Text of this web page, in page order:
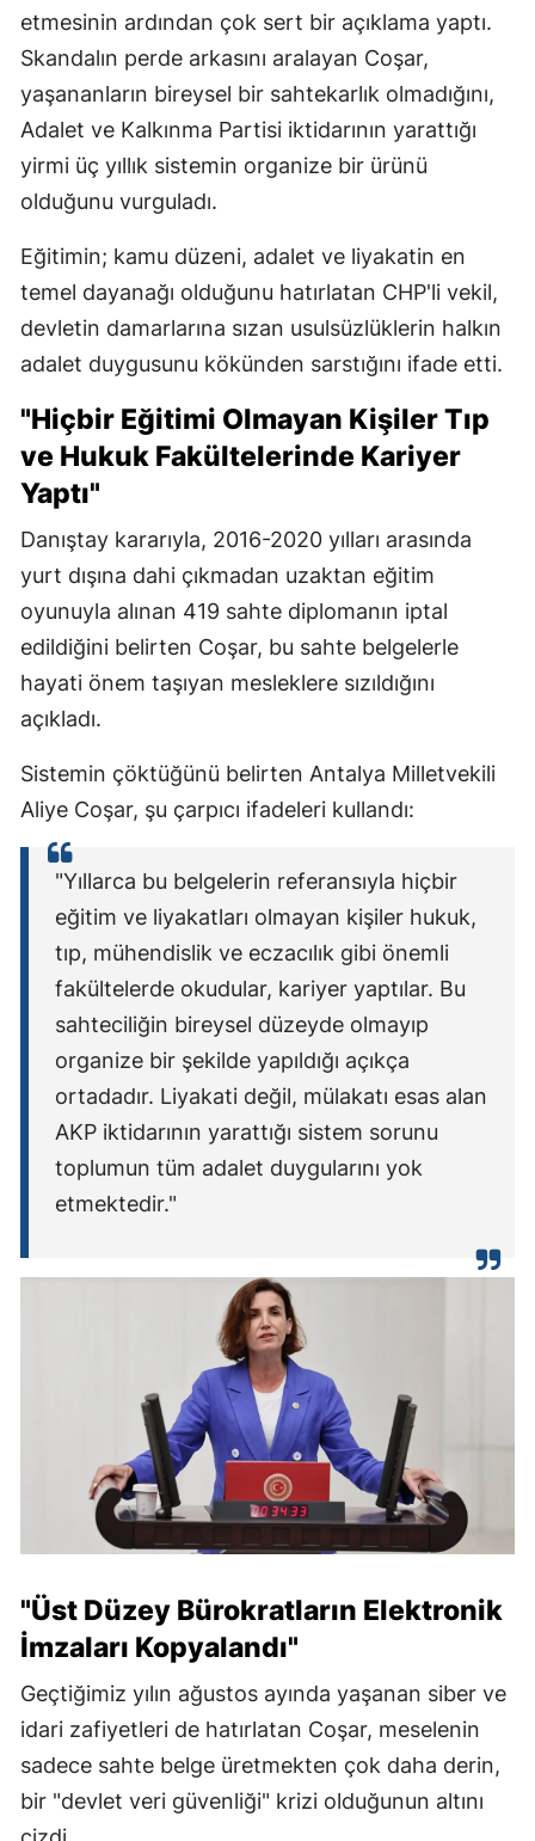
etmesinin ardından çok sert bir açıklama yaptı.
Skandalın perde arkasını aralayan Coşar,
yaşananların bireysel bir sahtekarlık olmadığını,
Adalet ve Kalkınma Partisi iktidarının yarattığı
yirmi üç yıllık sistemin organize bir ürünü
olduğunu vurguladı.
Eğitimin; kamu düzeni, adalet ve liyakatin en
temel dayanağı olduğunu hatırlatan CHP'li vekil,
devletin damarlarına sızan usulsüzlüklerin halkın
adalet duygusunu kökünden sarstığını ifade etti.
"Hiçbir Eğitimi Olmayan Kişiler Tıp
ve Hukuk Fakültelerinde Kariyer
Yaptı"
Danıştay kararıyla, 2016-2020 yılları arasında
yurt dışına dahi çıkmadan uzaktan eğitim
oyunuyla alınan 419 sahte diplomanın iptal
edildiğini belirten Coşar, bu sahte belgelerle
hayati önem taşıyan mesleklere sızıldığını
açıkladı.
Sistemin çöktüğünü belirten Antalya Milletvekili
Aliye Coşar, şu çarpıcı ifadeleri kullandı:
"Yıllarca bu belgelerin referansıyla hiçbir
eğitim ve liyakatları olmayan kişiler hukuk,
tıp, mühendislik ve eczacılık gibi önemli
fakültelerde okudular, kariyer yaptılar. Bu
sahteciliğin bireysel düzeyde olmayıp
organize bir şekilde yapıldığı açıkça
ortadadır. Liyakati değil, mülakatı esas alan
AKP iktidarının yarattığı sistem sorunu
toplumun tüm adalet duygularını yok
etmektedir."
"Üst Düzey Bürokratların Elektronik
İmzaları Kopyalandı"
Geçtiğimiz yılın ağustos ayında yaşanan siber ve
idari zafiyetleri de hatırlatan Coşar, meselenin
sadece sahte belge üretmekten çok daha derin,
bir "devlet veri güvenliği" krizi olduğunun altını